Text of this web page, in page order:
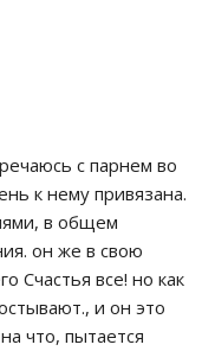
с парнем во
к нему привязана.
в общем
он же в свою
Счастья все! но как
и он это
что, пытается